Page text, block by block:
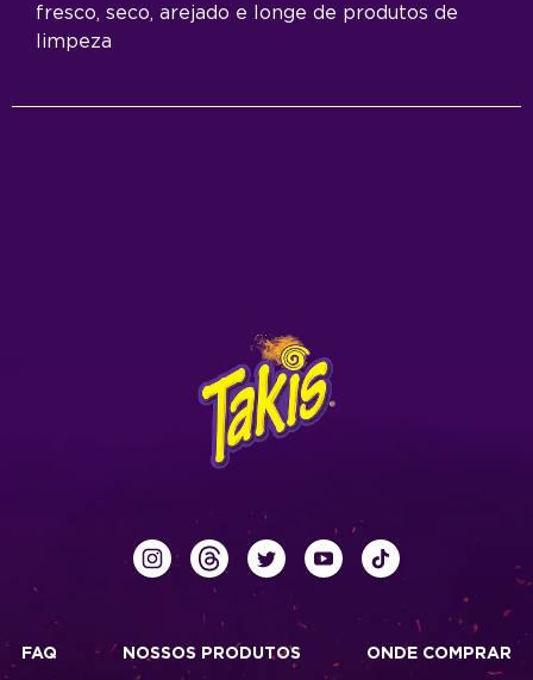
fresco, seco, arejado e longe de produtos de
limpeza
FAQ NOSSOS PRODUTOS ONDE COMPRAR